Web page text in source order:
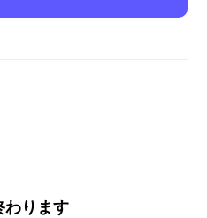
わります